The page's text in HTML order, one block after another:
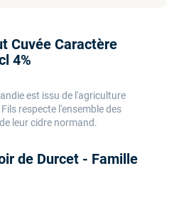
Cuvée Caractère
4%
est issu de l'agriculture
respecte l'ensemble des
leur cidre normand.
de Durcet - Famille